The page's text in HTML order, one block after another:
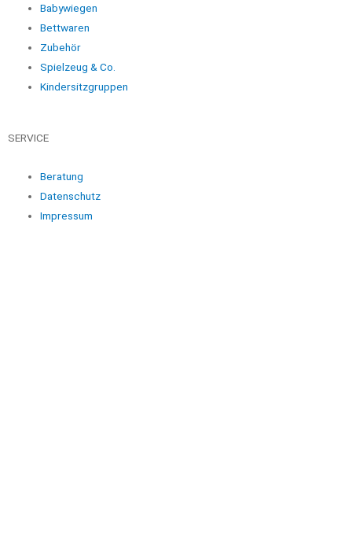
Babywiegen
Bettwaren
Zubehör
Spielzeug & Co.
Kindersitzgruppen
SERVICE
Beratung
Datenschutz
Impressum